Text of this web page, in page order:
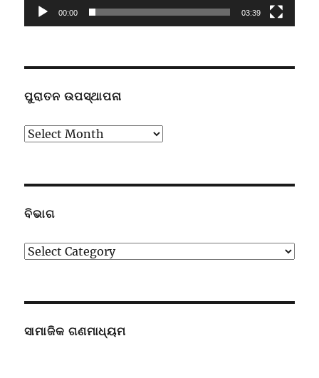
00:00 03:39
ପୁରାତନ ଉପସ୍ଥାପନା
ପୁରାତନ
ବିଭାଗ
ବିଭାଗ
ସାମାଜିକ ଗଣମାଧ୍ୟମ